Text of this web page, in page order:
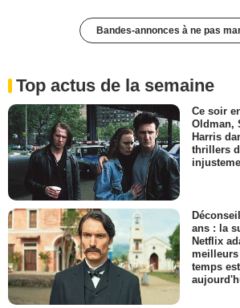
Bandes-annonces à ne pas
Top actus de la semaine
Ce soir
Oldman,
Harris
thrillers
ans : la
Netflix
temps